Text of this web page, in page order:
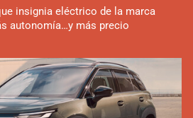
insignia eléctrico de la marca
autonomía…y más precio